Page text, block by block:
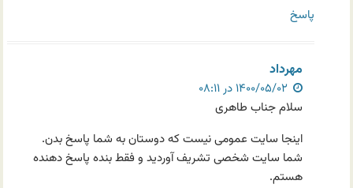
پاسخ
مهرداد
سلام جناب طاهری
اینجا سایت عمومی نیست که دوستان به شما پاسخ بدن.
شما سایت شخصی تشریف آوردید و فقط بنده پاسخ دهنده
هستم.